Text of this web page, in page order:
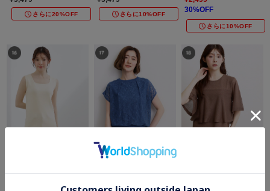
プリントT
さらに20%OFF さらに10%OFF
30%OFF
さらに10%OFF
grove
【肩回りカバー】一枚で叶